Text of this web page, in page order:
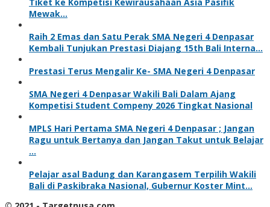
Mewak…
Raih 2 Emas dan Satu Perak SMA Negeri 4 Denpasar
Kembali Tunjukan Prestasi Diajang 15th Bali Interna…
Prestasi Terus Mengalir Ke- SMA Negeri 4 Denpasar
SMA Negeri 4 Denpasar Wakili Bali Dalam Ajang
Kompetisi Student Compeny 2026 Tingkat Nasional
MPLS Hari Pertama SMA Negeri 4 Denpasar ; Jangan
Ragu untuk Bertanya dan Jangan Takut untuk Belajar
…
Pelajar asal Badung dan Karangasem Terpilih Wakili
Bali di Paskibraka Nasional, Gubernur Koster Mint…